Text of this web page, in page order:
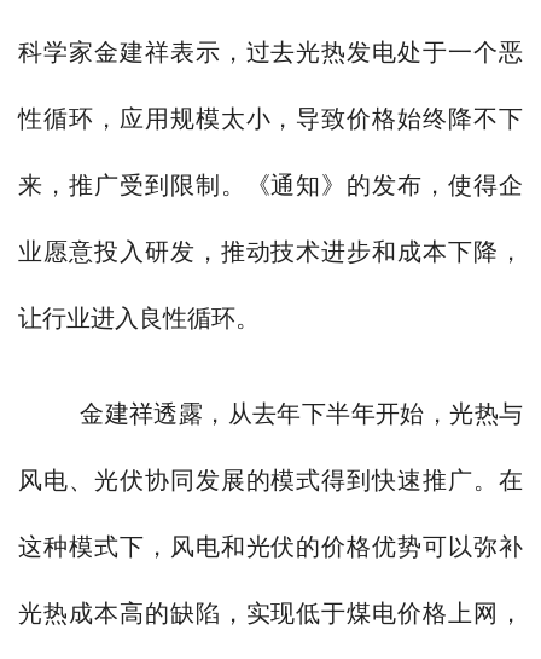
科学家金建祥表示，过去光热发电处于一个恶
性循环，应用规模太小，导致价格始终降不下
来，推广受到限制。《通知》的发布，使得企
业愿意投入研发，推动技术进步和成本下降，
让行业进入良性循环。
金建祥透露，从去年下半年开始，光热与
风电、光伏协同发展的模式得到快速推广。在
这种模式下，风电和光伏的价格优势可以弥补
光热成本高的缺陷，实现低于煤电价格上网，